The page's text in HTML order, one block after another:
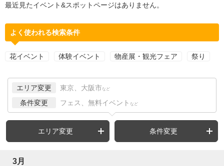
最近見たイベント&スポットページはありません。
よく使われる検索条件
花イベント 体験イベント 物産展・観光フェア 祭り
エリア変更 東京、大阪市 など
条件変更 フェス、無料イベント など
エリア変更 条件変更
3月